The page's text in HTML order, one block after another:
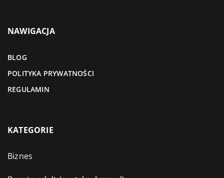
NAWIGACJA
BLOG
POLITYKA PRYWATNOŚCI
REGULAMIN
KATEGORIE
Biznes